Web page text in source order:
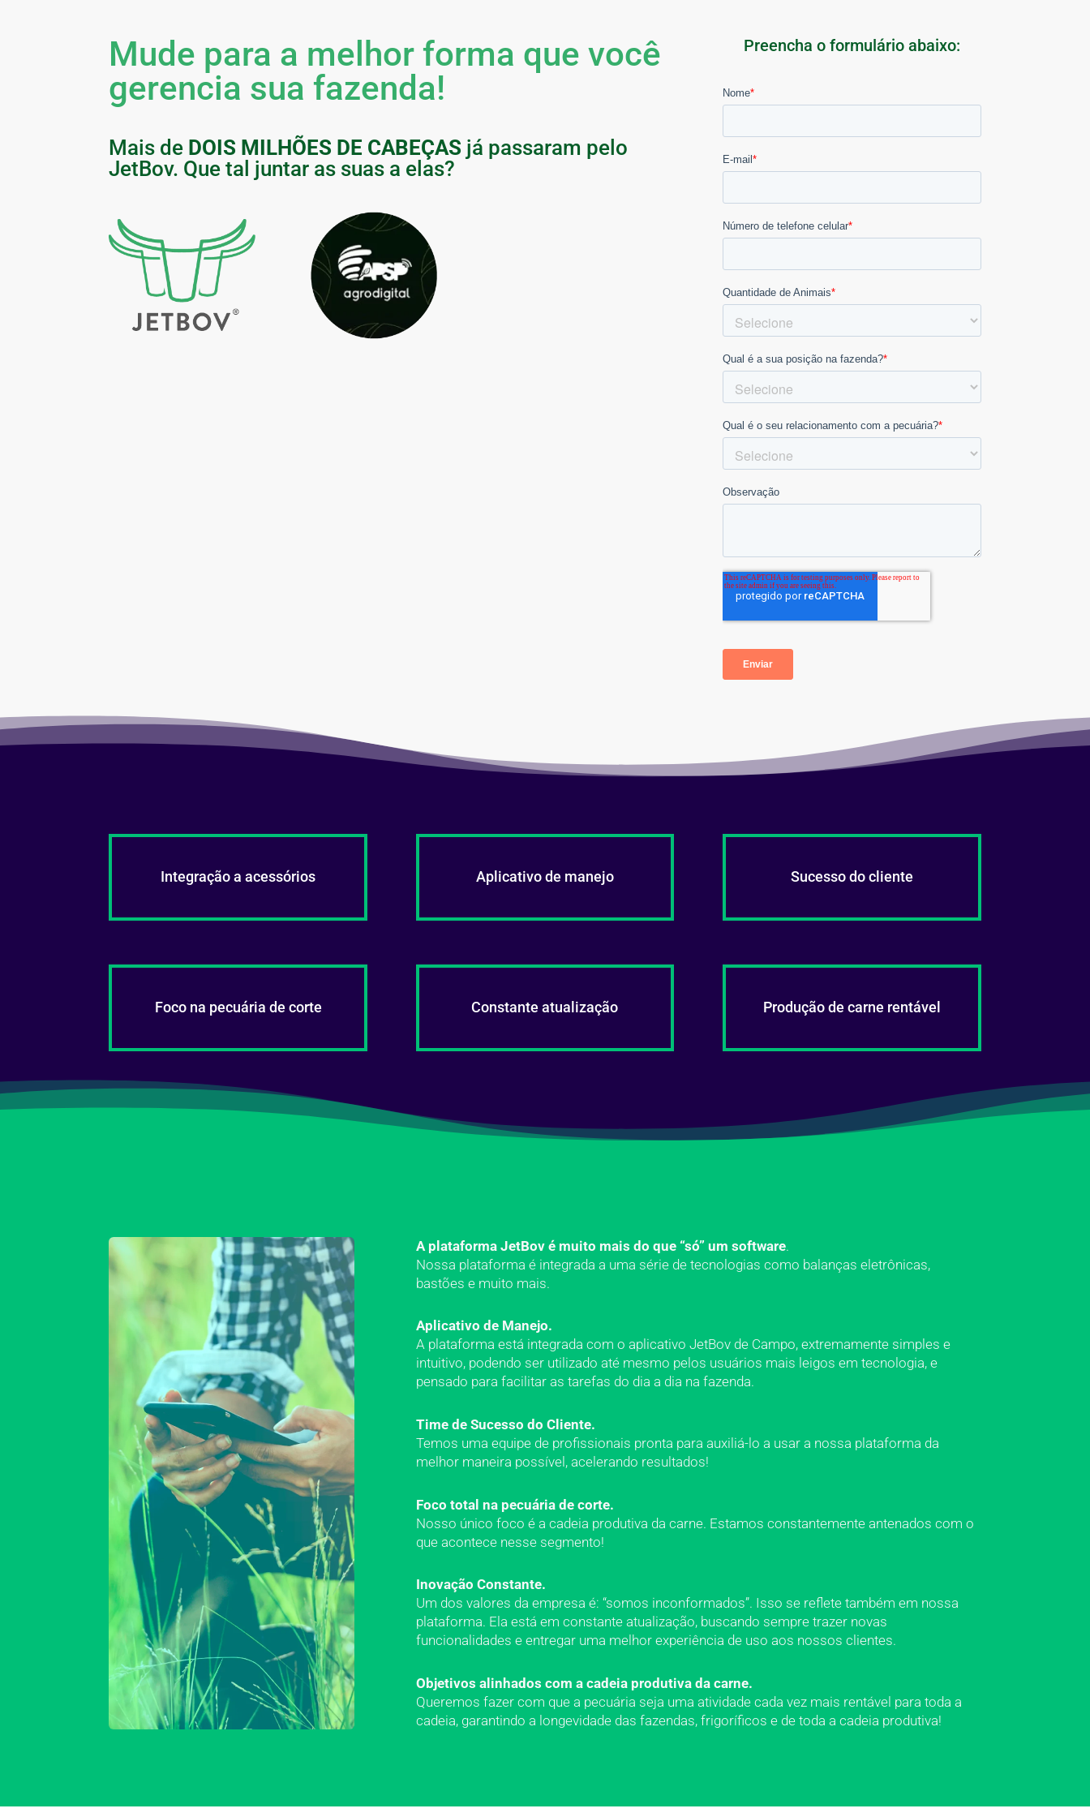
Mude para a melhor forma que você
gerencia sua fazenda!
Mais de DOIS MILHÕES DE CABEÇAS já passaram pelo
JetBov. Que tal juntar as suas a elas?
Preencha o formulário abaixo:
Integração a acessórios Aplicativo de manejo Sucesso do cliente
Foco na pecuária de corte Constante atualização Produção de carne rentável
A plataforma JetBov é muito mais do que “só” um software.
Nossa plataforma é integrada a uma série de tecnologias como balanças eletrônicas,
bastões e muito mais.
Aplicativo de Manejo.
A plataforma está integrada com o aplicativo JetBov de Campo, extremamente simples e
intuitivo, podendo ser utilizado até mesmo pelos usuários mais leigos em tecnologia, e
pensado para facilitar as tarefas do dia a dia na fazenda.
Time de Sucesso do Cliente.
Temos uma equipe de profissionais pronta para auxiliá-lo a usar a nossa plataforma da
melhor maneira possível, acelerando resultados!
Foco total na pecuária de corte.
Nosso único foco é a cadeia produtiva da carne. Estamos constantemente antenados com o
que acontece nesse segmento!
Inovação Constante.
Um dos valores da empresa é: “somos inconformados”. Isso se reflete também em nossa
plataforma. Ela está em constante atualização, buscando sempre trazer novas
funcionalidades e entregar uma melhor experiência de uso aos nossos clientes.
Objetivos alinhados com a cadeia produtiva da carne.
Queremos fazer com que a pecuária seja uma atividade cada vez mais rentável para toda a
cadeia, garantindo a longevidade das fazendas, frigoríficos e de toda a cadeia produtiva!